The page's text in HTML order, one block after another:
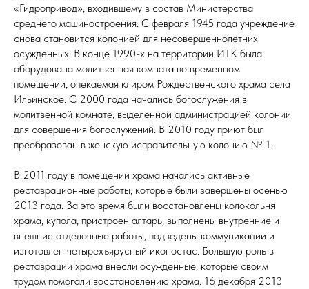
«Гидропривод», входившему в состав Министерства
среднего машиностроения. С февраля 1945 года учреждение
снова становится колонией для несовершеннолетних
осужденных. В конце 1990-х на территории ИТК была
оборудована молитвенная комната во временном
помещении, опекаемая клиром Рождественского храма села
Ильинское. С 2000 года начались богослужения в
молитвенной комнате, выделенной администрацией колонии
для совершения богослужений. В 2010 году приют был
преобразован в женскую исправительную колонию № 1.
В 2011 году в помещении храма начались активные
реставрационные работы, которые были завершены осенью
2013 года. За это время были восстановлены колокольня
храма, купола, пристроен алтарь, выполнены внутренние и
внешние отделочные работы, подведены коммуникации и
изготовлен четырехъярусный иконостас. Большую роль в
реставрации храма внесли осужденные, которые своим
трудом помогали восстановлению храма. 16 декабря 2013